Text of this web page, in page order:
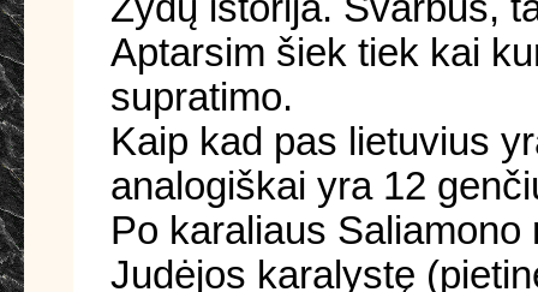
Aptarsim šiek tiek kai
supratimo.
Kaip kad pas lietuvius
analogiškai yra 12
Po karaliaus
Judėjos karalystę